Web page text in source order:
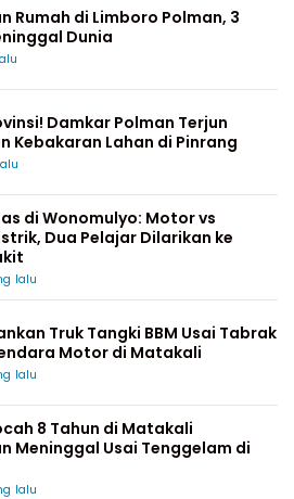
Rumah di Limboro Polman, 3
Dunia
Damkar Polman Terjun
Kebakaran Lahan di Pinrang
di Wonomulyo: Motor vs
Dua Pelajar Dilarikan ke
lalu
Truk Tangki BBM Usai Tabrak
Motor di Matakali
lalu
8 Tahun di Matakali
Meninggal Usai Tenggelam di
lalu